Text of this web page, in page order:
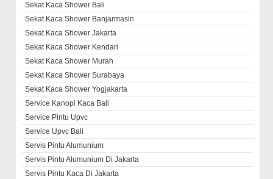
Sekat Kaca Shower Bali
Sekat Kaca Shower Banjarmasin
Sekat Kaca Shower Jakarta
Sekat Kaca Shower Kendari
Sekat Kaca Shower Murah
Sekat Kaca Shower Surabaya
Sekat Kaca Shower Yogjakarta
Service Kanopi Kaca Bali
Service Pintu Upvc
Service Upvc Bali
Servis Pintu Alumunium
Servis Pintu Alumunium Di Jakarta
Servis Pintu Kaca Di Jakarta